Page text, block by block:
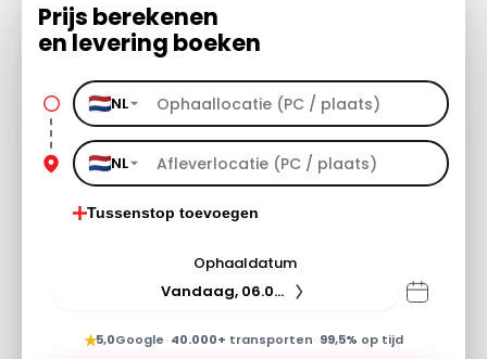
Prijs berekenen
en levering boeken
NL
NL
Tussenstop toevoegen
Ophaaldatum
Vandaag, 06.08.26
★5,0Google· 40.000+ transporten· 99,5% op tijd